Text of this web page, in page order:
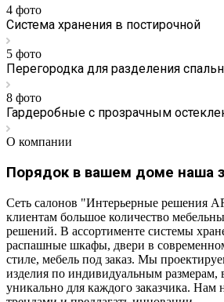
4 фото
Система хранения в постирочной
5 фото
Перегородка для разделения
8 фото
Гардеробные с прозрачным
О компании
Порядок в вашем доме наша
Сеть салонов "Интерьерные решения
клиентам большое количество
решений. В ассортименте системы
распашные шкафы, двери в
стиле, мебель под заказ. Мы
изделия по индивидуальным размерам,
уникально для каждого заказчика. Нам